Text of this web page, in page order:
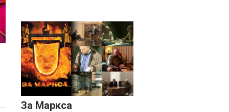
За Маркса